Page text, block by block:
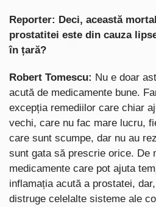
Reporter: Deci, această
prostatitei este din cauza
în țară?
Robert Tomescu: Nu e doar
acută de medicamente bune.
excepția remediilor care chiar
vechi, care nu fac mare lucru,
care sunt scumpe, dar nu au
sunt gata să prescrie orice. De
medicamente care pot ajuta
inflamația acută a prostatei,
distruge celelalte sisteme ale